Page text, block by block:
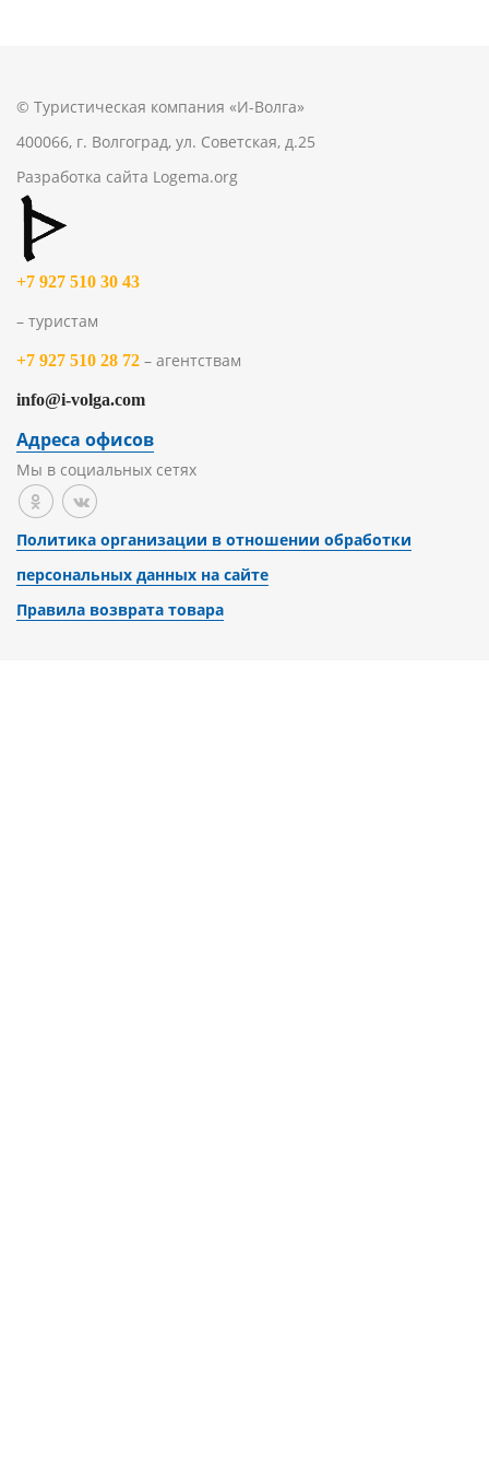
© Туристическая компания «И-Волга»
400066, г. Волгоград, ул. Советская, д.25
Разработка сайта Logema.org
+7 927 510 30 43
– туристам
+7 927 510 28 72 – агентствам
info@i-volga.com
Адреса офисов
Мы в социальных сетях
Политика организации в отношении обработки
персональных данных на сайте
Правила возврата товара